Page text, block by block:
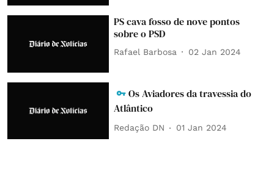
PS cava fosso de nove pontos
sobre o PSD
Rafael Barbosa 02 Jan 2024
Os Aviadores da travessia do
Atlântico
Redação DN 01 Jan 2024